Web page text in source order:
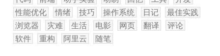
性能优化
情绪 技巧 操作系统 日记
最佳实践
浏览器
灾难 生活 电影 网页 翻译
评论
软件
重构 阿里云 随笔